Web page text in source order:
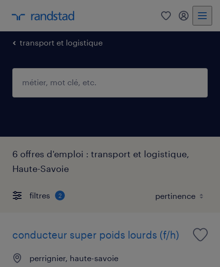
0 mon
transport et logistique
6 offres d'emploi : transport et logistique,
Haute-Savoie
filtres 2
conducteur super poids lourds (f/h)
perrignier, haute-savoie